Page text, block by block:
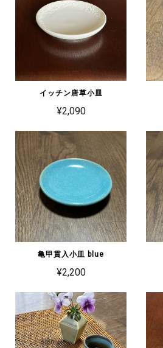
イッチン唐草小皿
¥2,090
亀甲貫入小皿 blue
¥2,200